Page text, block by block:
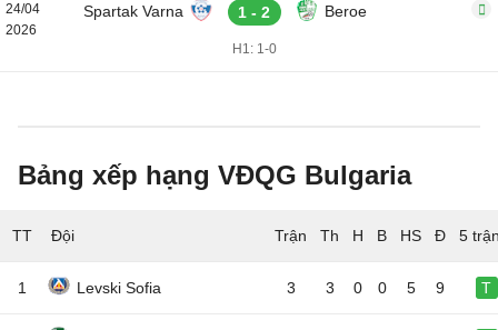
24/04
2026
Spartak Varna 1 - 2 Beroe
H1: 1-0
Bảng xếp hạng VĐQG Bulgaria
TT Đội 5
1 Levski Sofia 3 3 0 0 5 9 T